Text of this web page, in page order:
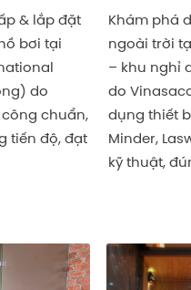
Bình
Sử
chuẩn
cao.
Khám phá hồ
Day Tam Cốc
hiện đại giữa
Bình. Thi công
thiết bị Greatpool
đổi màu, mang
trọng, cảm xúc
Bàn giao phòng